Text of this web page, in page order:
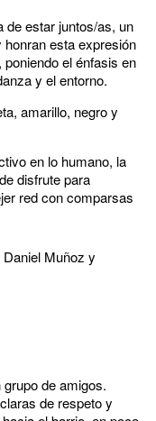
de estar juntos/as, un
esta expresión
el énfasis en
y el entorno.
amarillo, negro y
en lo humano, la
disfrute para
red con comparsas
Muñoz y
de amigos.
de respeto y